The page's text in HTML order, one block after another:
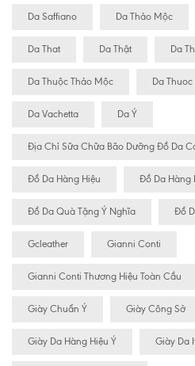
Da Saffiano Da Thảo Mộc
Da That Da Thật Da
Da Thuộc Thảo Mộc Da
Da Vachetta Da Ý
Địa Chỉ Sữa Chữa Bão Dưỡng Đồ Da
Đồ Da Hàng Hiệu Đồ Da Hàng
Đồ Da Quà Tặng Ý Nghĩa Đồ
Gcleather Gianni Conti
Gianni Conti Thương Hiệu Toàn Cầu
Giày Chuẩn Ý Giày Công Sở
Giày Da Hàng Hiệu Ý Giày Da